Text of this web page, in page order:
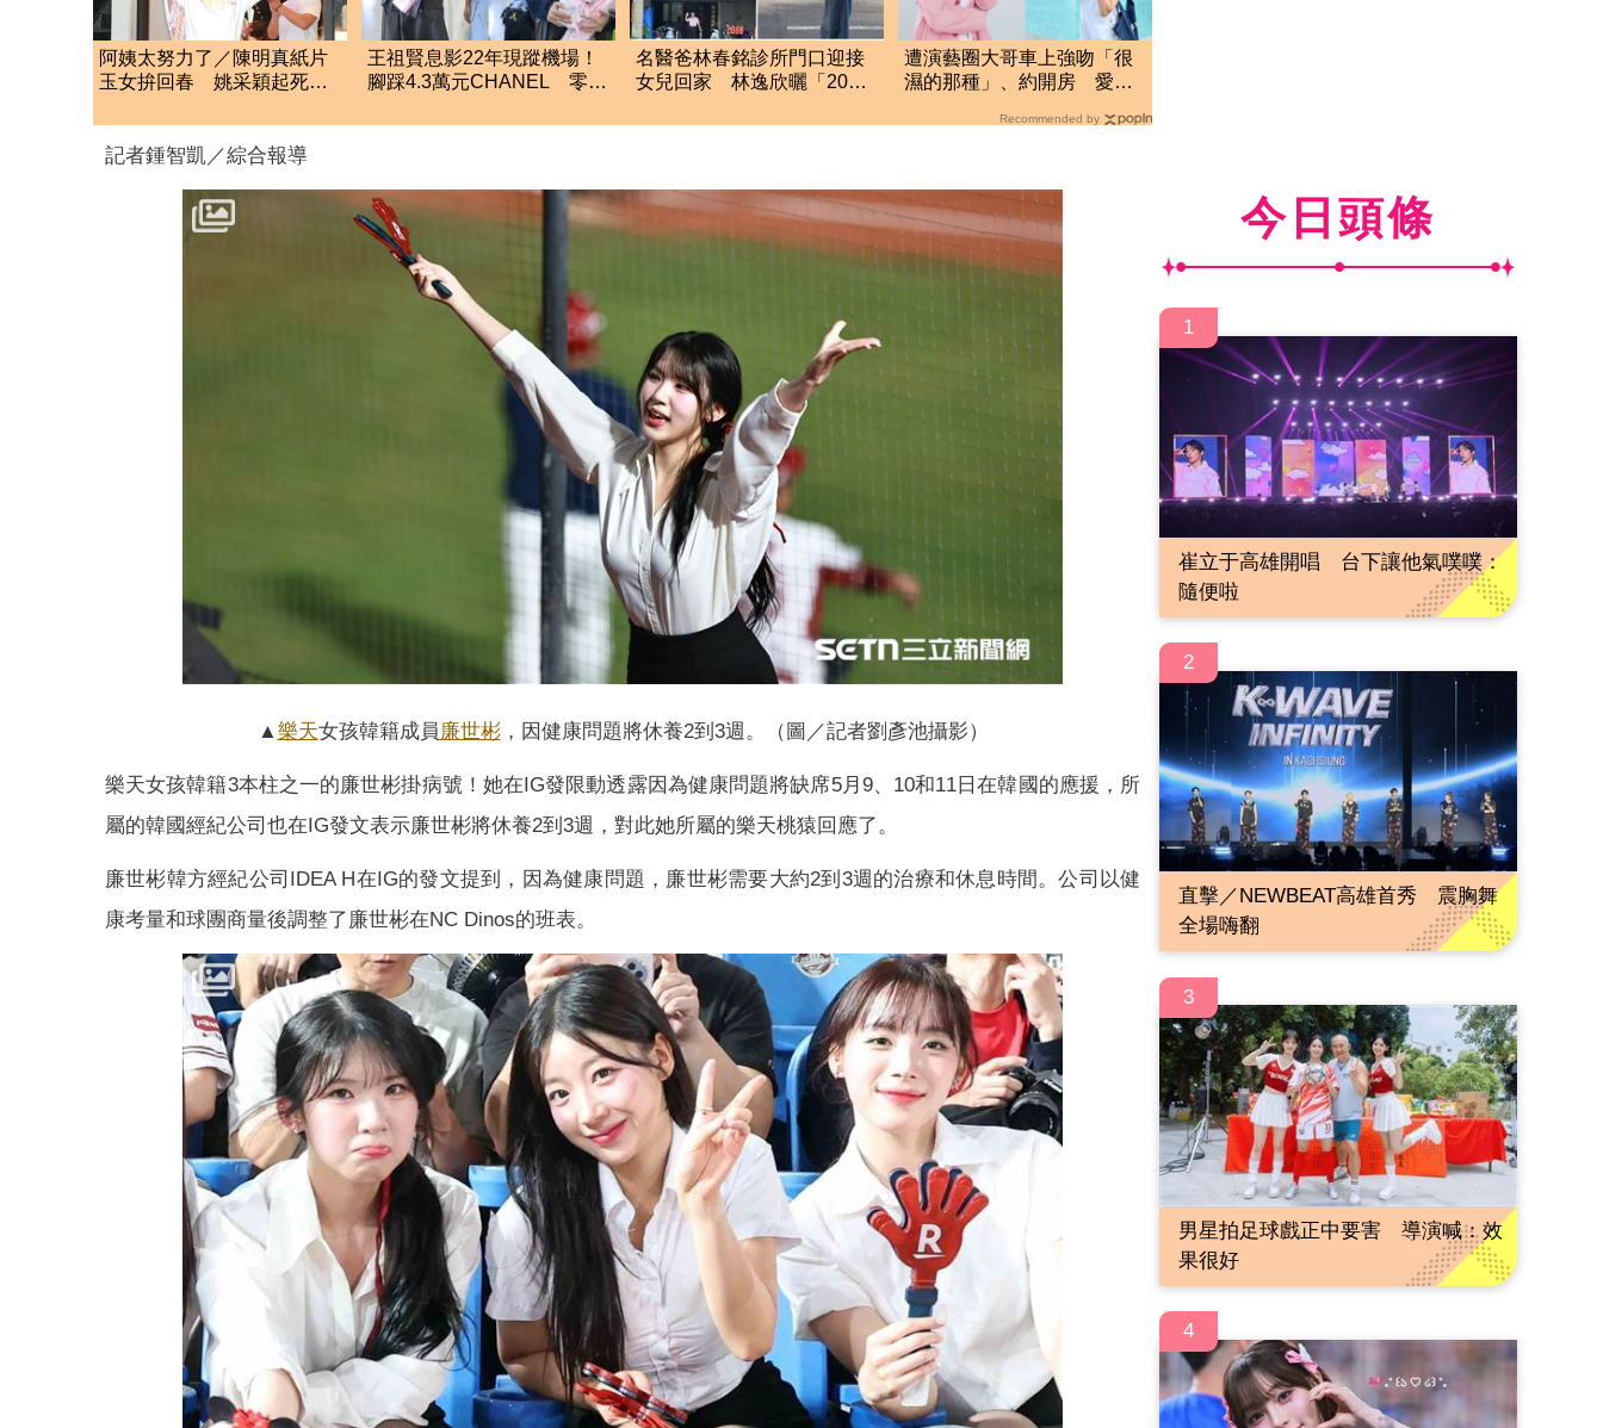
阿姨太努力了／陳明真紙片
玉女拚回春 姚采穎起死回
王祖賢息影22年現蹤機場！
腳踩4.3萬元CHANEL 零修
名醫爸林春銘診所門口迎接
女兒回家 林逸欣曬「20年
遭演藝圈大哥車上強吻「很
濕的那種」、約開房 愛莉
Recommended by
記者鍾智凱／綜合報導
▲樂天女孩韓籍成員廉世彬，因健康問題將休養2到3週。（圖／記者劉彥池攝影）
樂天女孩韓籍3本柱之一的廉世彬掛病號！她在IG發限動透露因為健康問題將缺席5月9、10和11日在韓國的應援，所
屬的韓國經紀公司也在IG發文表示廉世彬將休養2到3週，對此她所屬的樂天桃猿回應了。
廉世彬韓方經紀公司IDEA H在IG的發文提到，因為健康問題，廉世彬需要大約2到3週的治療和休息時間。公司以健
康考量和球團商量後調整了廉世彬在NC Dinos的班表。
今日頭條
1
崔立于高雄開唱 台下讓他氣噗噗：
隨便啦
2
直擊／NEWBEAT高雄首秀 震胸舞
全場嗨翻
3
男星拍足球戲正中要害 導演喊：效
果很好
4